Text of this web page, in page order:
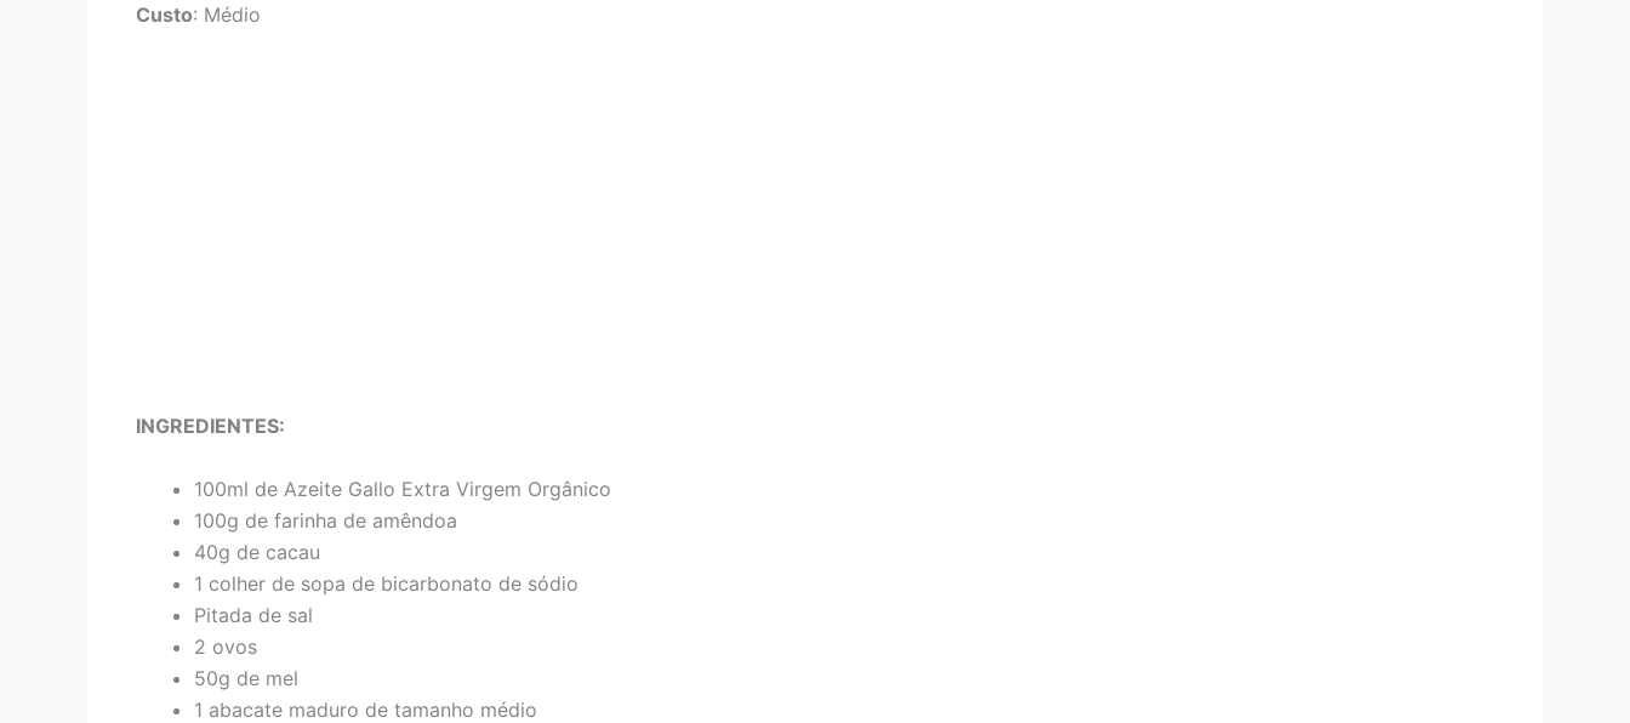
Custo: Médio
INGREDIENTES:
100ml de Azeite Gallo Extra Virgem Orgânico
100g de farinha de amêndoa
40g de cacau
1 colher de sopa de bicarbonato de sódio
Pitada de sal
2 ovos
50g de mel
1 abacate maduro de tamanho médio